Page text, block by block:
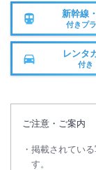
新幹線
付きプ
レンタ
付き
ご注意・ご案内
掲載されてい
す。